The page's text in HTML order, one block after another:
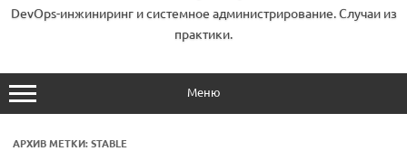
DevOps-инжиниринг и системное администрирование. Случаи из
практики.
Меню
АРХИВ МЕТКИ:STABLE